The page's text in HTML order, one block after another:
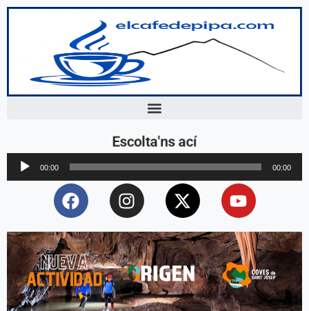
Escolta'ns ací
Reproductor
d'àudio
00:00 00:00